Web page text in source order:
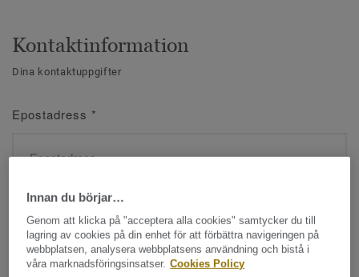
Kontaktinformation
Dina kontaktuppgifter
Epostadress *
Namn*
Innan du börjar…
Genom att klicka på "acceptera alla cookies" samtycker du till
lagring av cookies på din enhet för att förbättra navigeringen på
webbplatsen, analysera webbplatsens användning och bistå i
våra marknadsföringsinsatser. Cookies Policy